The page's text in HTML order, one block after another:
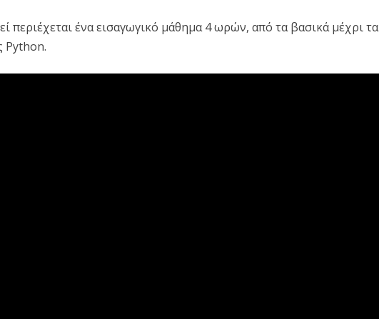
περιέχεται ένα εισαγωγικό μάθημα 4 ωρών, από τα βασικά μέχρι τα
Python.